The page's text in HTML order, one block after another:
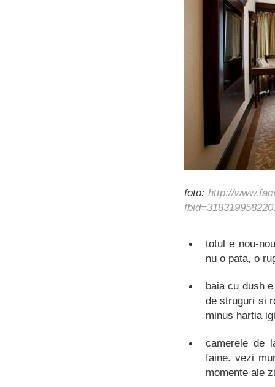
foto: http://
totul e nou-
nu o pata, o
baia cu dush
de struguri si
minus hartia
camerele de
faine. vezi
momente ale